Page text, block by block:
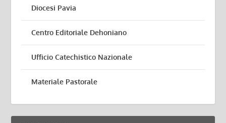
Diocesi Pavia
Centro Editoriale Dehoniano
Ufficio Catechistico Nazionale
Materiale Pastorale